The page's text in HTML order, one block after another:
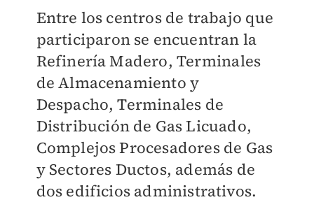
Entre los centros de trabajo que
participaron se encuentran la
Refinería Madero, Terminales
de Almacenamiento y
Despacho, Terminales de
Distribución de Gas Licuado,
Complejos Procesadores de Gas
y Sectores Ductos, además de
dos edificios administrativos.